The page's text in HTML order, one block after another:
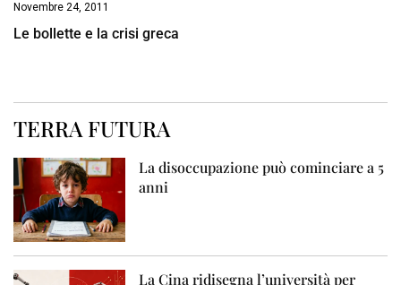
Novembre 24, 2011
Le bollette e la crisi greca
TERRA FUTURA
La disoccupazione può cominciare a 5
anni
La Cina ridisegna l’università per